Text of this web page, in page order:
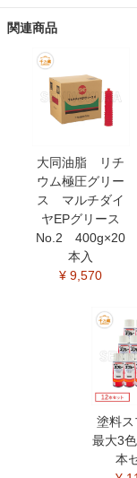
関連商品
大同油脂 リチ
ウム極圧グリー
ス マルチダイ
ヤEPグリース
No.2 400g×20
本入
¥ 9,570
塗料
最大3
本